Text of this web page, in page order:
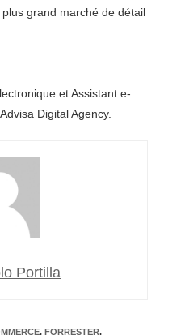
grand marché de détail
et Assistant e-
Digital Agency.
Portilla
, FORRESTER,